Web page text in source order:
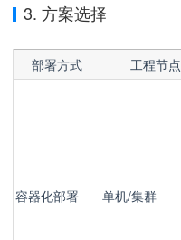
3. 方案选择
部署方式 工程节点
容器化部署 单机/集群